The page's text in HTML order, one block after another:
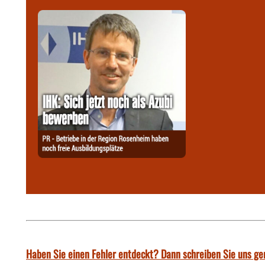
Haben Sie einen Fehler entdeckt? Dann schreiben Sie uns